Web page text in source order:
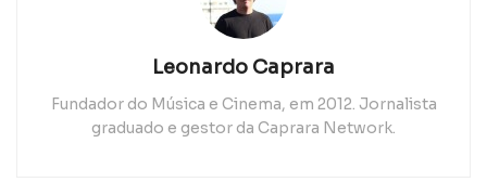
Leonardo Caprara
Fundador do Música e Cinema, em 2012. Jornalista
graduado e gestor da Caprara Network.